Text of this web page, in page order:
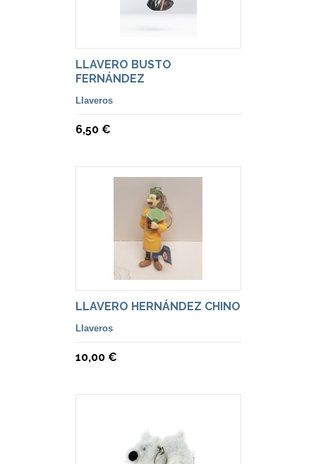
LLAVERO BUSTO
FERNÁNDEZ
Llaveros
6,50 €
LLAVERO HERNÁNDEZ CHINO
Llaveros
10,00 €